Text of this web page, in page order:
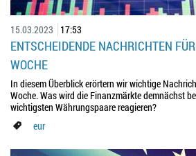
15.03.2023 17:53
ENTSCHEIDENDE NACHRICHTEN
WOCHE
In diesem Überblick erörtern wir wichtige
Woche. Was wird die Finanzmärkte demnächst
wichtigsten Währungspaare reagieren?
eur